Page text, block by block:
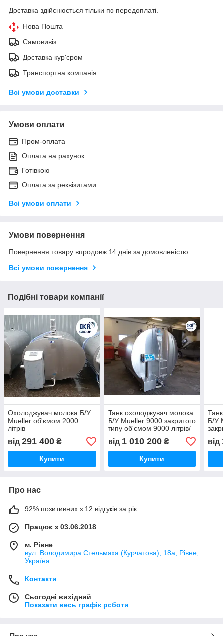
Доставка здійснюється тільки по передоплаті.
Нова Пошта
Самовивіз
Доставка кур'єром
Транспортна компанія
Всі умови доставки
Умови оплати
Пром-оплата
Оплата на рахунок
Готівкою
Оплата за реквізитами
Всі умови оплати
Умови повернення
Повернення товару впродовж 14 днів за домовленістю
Всі умови повернення
Подібні товари компанії
Охолоджувач молока Б/У
Mueller об'ємом 2000
літрів
від 291 400 ₴
Купити
Танк охолоджувач молока
Б/У Mueller 9000 закритого
типу об'ємом 9000 літрів/
від 1 010 200₴
Купити
Б/У
від
Про нас
92% позитивних з 12 відгуків за рік
Працює з 03.06.2018
м. Рівне
вул. Володимира Стельмаха (Курчатова), 18а, Рівне,
Україна
Контакти
Сьогодні вихідний
Показати весь графік роботи